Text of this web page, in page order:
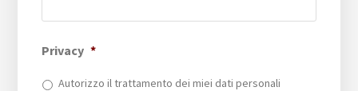
Privacy *
Autorizzo il trattamento dei miei dati personali